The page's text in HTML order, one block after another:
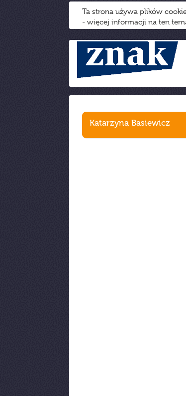
Ta strona używa plików
- więcej informacji na ten
Katarzyna Basiewicz